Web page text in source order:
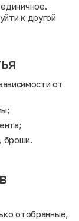
к другой
от
броши.
отобранные,